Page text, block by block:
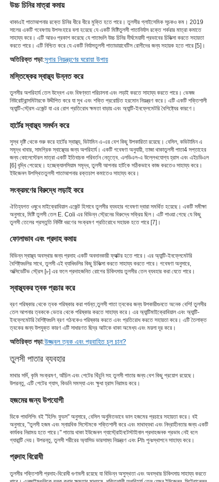
উচ্চ চিনির মাত্রা কমায়
থাকাএই পাতাআপনার রক্তে চিনির ধীরে ধীরে মুক্তি হতে পারে। তুলসীর গ্লাইসেমিক সূচকও কম। 2019
সালের একটি গবেষণায় উপসংহারে বলা হয়েছে যে একটি মিষ্টিতুলসী পাতানির্যাস রক্তে শর্করার মাত্রা কমাতে
সাহায্য করে। এটি আরও প্রকাশ করেছে যে পাতাগুলি উচ্চ চিনির দীর্ঘমেয়াদী প্রভাবের চিকিত্সা করতে সহায়তা
করতে পারে। এটি নিশ্চিত করে যে একটি নির্যাসতুলসী পাতাডায়াবেটিস রোগীদের জন্য সহায়ক হতে পারে [5]।
অতিরিক্ত পড়া:সুগার নিয়ন্ত্রণের ঘরোয়া উপায়
মস্তিষ্কের স্বাস্থ্য উন্নত করে
তুলসীর অপরিহার্য তেল উদ্বেগ এবং বিষণ্নতা পরিচালনা এবং লড়াই করতে সাহায্য করতে পারে। ভেষজ
নিউরোট্রান্সমিটারকে উদ্দীপিত করে যা সুখ এবং শক্তি প্ররোচিত হরমোন নিয়ন্ত্রণ করে। এটি একটি শক্তিশালী
অ্যান্টি-স্ট্রেস এজেন্ট যা এর রোগ প্রতিরোধ ক্ষমতা বাড়ায় এবং অ্যান্টি-ইনফ্লেমেটরি বৈশিষ্ট্যের কারণে।
হার্টের স্বাস্থ্য সমর্থন করে
সুস্থ দৃষ্টি থেকে শুরু করে হার্টের স্বাস্থ্য, ভিটামিন এ-এর বেশ কিছু উপকারিতা রয়েছে। বেসিল, কভিটামিন এ
সমৃদ্ধ খাবার, সামগ্রিক স্বাস্থ্যের জন্য অপরিহার্য। একটি গবেষণা অনুযায়ী, তাজা থাকাতুলসী পাতা4 সপ্তাহের
জন্য কোলেস্টেরল মাত্রা একটি ইতিবাচক পরিবর্তন নেতৃত্বে. এলডিএল-এ উল্লেখযোগ্য হ্রাস এবং এইচডিএল
[6] বৃদ্ধি পেয়েছে। হচ্ছেক্যালসিয়াম সমৃদ্ধ, তুলসী আপনার হার্টকে সঠিকভাবে কাজ করতেও সাহায্য করে।
ইউজেনল উপস্থিততুলসী পাতাআপনার রক্তচাপ কমাতেও সাহায্য করে।
সংক্রমণের বিরুদ্ধে লড়াই করে
ঐতিহ্যগত ওষুধে মাইক্রোবিয়াল এজেন্ট হিসাবে তুলসীর ব্যবহার গবেষণা দ্বারা সমর্থিত হয়েছে। একটি সমীক্ষা
অনুসারে, মিষ্টি তুলসী তেল E. Coli এর বিভিন্ন স্ট্রেনের বিরুদ্ধে সক্রিয় ছিল। এটি পাওয়া গেছে যে কিছু
তুলসী তেলের প্রস্তুতি নির্দিষ্ট ধরণের সংক্রমণ প্রতিরোধে সহায়ক হতে পারে [7]।
ফোলাভাব এবং প্রদাহ কমায়
বিভিন্ন স্বাস্থ্য অবস্থার জন্য প্রদাহ একটি অবদানকারী ফ্যাক্টর হতে পারে। এর অ্যান্টি-ইনফ্লেমেটরি
বৈশিষ্ট্যগুলির সাথে, তুলসী এই ব্যাধিগুলির কিছু চিকিত্সা করতে সাহায্য করতে পারে। গবেষণা অনুসারে,
অক্সিডেটিভ স্ট্রেস [৮] এর ফলে প্রদাহজনিত রোগের চিকিৎসায় তুলসীর তেল ব্যবহার করা যেতে পারে।
স্বাস্থ্যকর ত্বক প্রচার করে
ব্রণ পরিষ্কার থেকে ত্বক পরিষ্কার করা পর্যন্ত,তুলসী পাতা ত্বকের জন্য উপকারীগুনতে অনেক বেশি! তুলসীর
তেল আপনার ত্বককে ভেতর থেকে পরিষ্কার করতে সাহায্য করে। এর অ্যান্টিমাইক্রোবিয়াল এবং অ্যান্টি-
ইনফ্লেমেটরি বৈশিষ্ট্যগুলি ব্রণ গঠনকেও পরিষ্কার করতে এবং প্রতিরোধ করতে সহায়তা করে। এটি তৈলাক্ত
ত্বকের জন্য উপযুক্ত কারণ এটি সাধারণত ছিদ্র আটকে থাকা অমেধ্য এবং ময়লা দূর করে।
অতিরিক্ত পড়া:উজ্জ্বল ত্বক এবং প্রবাহিত চুল চান?
তুলসী পাতার ব্যবহার
মাথার সর্দি, কৃমি সংক্রমণ, আঁচিল এবং পেটের খিঁচুনি সহ তুলসী পাতার জন্য বেশ কিছু প্রয়োগ রয়েছে।
উপরন্তু, এটি পেটের গ্যাস, কিডনি সমস্যা এবং ক্ষুধা হ্রাস নিরাময় করে।
হজমের জন্য উপযোগী
ডিকে পাবলিশিং বই "হিলিং ফুডস" অনুসারে, বেসিল অনুমিতভাবে ভাল হজমের প্রচারে সহায়তা করে। বই
অনুসারে, "তুলসী হজম এবং স্নায়বিক সিস্টেমকে শক্তিশালী করে এবং মাথাব্যথা এবং নিদ্রাহীনতার জন্য একটি
কার্যকর নিরাময় হতে পারে।" পাতায় থাকা ইউজেনল গ্যাস্ট্রোইনটেস্টাইনাল প্রদাহজনক প্রভাব নেই বলে
গ্যারান্টি দেয়। উপরন্তু, তুলসী শরীরের অ্যাসিড ভারসাম্য নিয়ন্ত্রণ এবং Ph পুনঃস্থাপনে সাহায্য করে।
প্রদাহ বিরোধী
তুলসীর শক্তিশালী প্রদাহ-বিরোধী গুণাবলী রয়েছে যা বিভিন্ন অসুস্থতা এবং অবস্থার চিকিৎসায় সাহায্য করতে